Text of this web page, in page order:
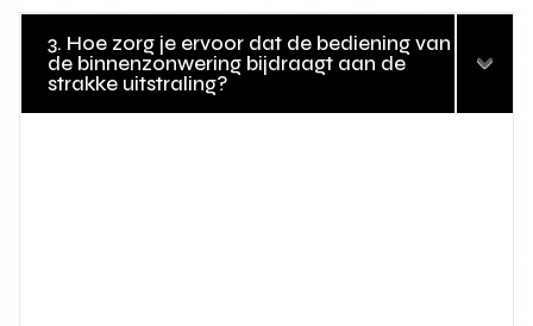
3. Hoe zorg je ervoor dat de bediening van
de binnenzonwering bijdraagt aan de
strakke uitstraling?